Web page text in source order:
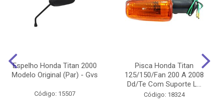
Espelho Honda Titan 2000
Modelo Original (Par) - Gvs
Código: 15507
Pisca Honda Titan
125/150/Fan 200 A 2008
Dd/Te Com Suporte L...
Código: 18324